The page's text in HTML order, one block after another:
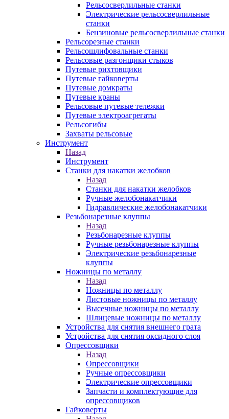
Рельсосверлильные станки
Электрические рельсосверлильные
станки
Бензиновые рельсосверлильные станки
Рельсорезные станки
Рельсошлифовальные станки
Рельсовые разгонщики стыков
Путевые рихтовщики
Путевые гайковерты
Путевые домкраты
Путевые краны
Рельсовые путевые тележки
Путевые электроагрегаты
Рельсогибы
Захваты рельсовые
Инструмент
Назад
Инструмент
Станки для накатки желобков
Назад
Станки для накатки желобков
Ручные желобонакатчики
Гидравлические желобонакатчики
Резьбонарезные клуппы
Назад
Резьбонарезные клуппы
Ручные резьбонарезные клуппы
Электрические резьбонарезные
клуппы
Ножницы по металлу
Назад
Ножницы по металлу
Листовые ножницы по металлу
Высечные ножницы по металлу
Шлицевые ножницы по металлу
Устройства для снятия внешнего грата
Устройства для снятия оксидного слоя
Опрессовщики
Назад
Опрессовщики
Ручные опрессовщики
Электрические опрессовщики
Запчасти и комплектующие для
опрессовщиков
Гайковерты